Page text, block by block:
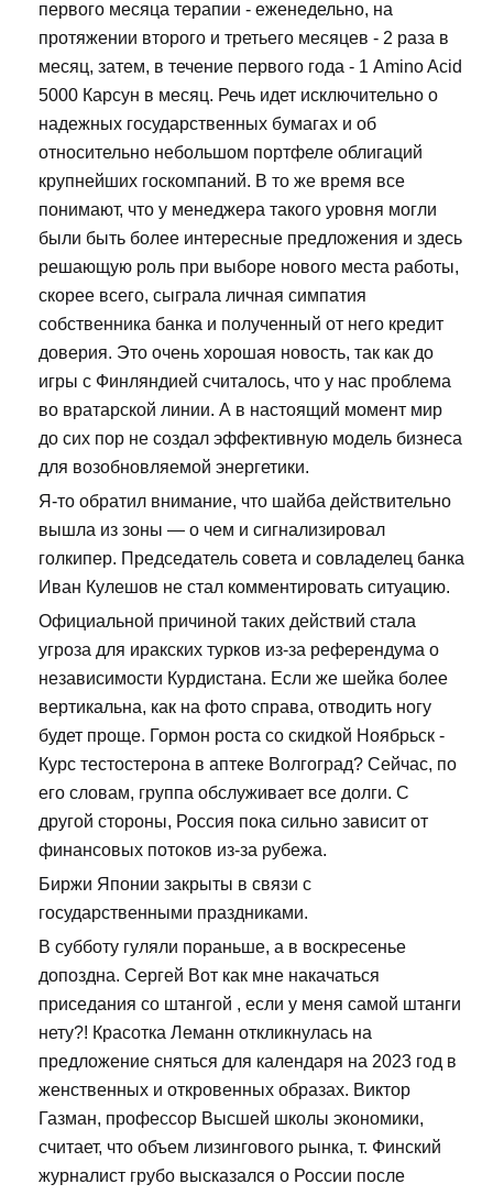
первого месяца терапии - еженедельно, на
протяжении второго и третьего месяцев - 2 раза в
месяц, затем, в течение первого года - 1 Amino Acid
5000 Карсун в месяц. Речь идет исключительно о
надежных государственных бумагах и об
относительно небольшом портфеле облигаций
крупнейших госкомпаний. В то же время все
понимают, что у менеджера такого уровня могли
были быть более интересные предложения и здесь
решающую роль при выборе нового места работы,
скорее всего, сыграла личная симпатия
собственника банка и полученный от него кредит
доверия. Это очень хорошая новость, так как до
игры с Финляндией считалось, что у нас проблема
во вратарской линии. А в настоящий момент мир
до сих пор не создал эффективную модель бизнеса
для возобновляемой энергетики.
Я-то обратил внимание, что шайба действительно
вышла из зоны — о чем и сигнализировал
голкипер. Председатель совета и совладелец банка
Иван Кулешов не стал комментировать ситуацию.
Официальной причиной таких действий стала
угроза для иракских турков из-за референдума о
независимости Курдистана. Если же шейка более
вертикальна, как на фото справа, отводить ногу
будет проще. Гормон роста со скидкой Ноябрьск -
Курс тестостерона в аптеке Волгоград? Сейчас, по
его словам, группа обслуживает все долги. С
другой стороны, Россия пока сильно зависит от
финансовых потоков из-за рубежа.
Биржи Японии закрыты в связи с
государственными праздниками.
В субботу гуляли пораньше, а в воскресенье
допоздна. Сергей Вот как мне накачаться
приседания со штангой , если у меня самой штанги
нету?! Красотка Леманн откликнулась на
предложение сняться для календаря на 2023 год в
женственных и откровенных образах. Виктор
Газман, профессор Высшей школы экономики,
считает, что объем лизингового рынка, т. Финский
журналист грубо высказался о России после